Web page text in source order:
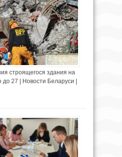
строящегося здания на
27 | Новости Беларуси |